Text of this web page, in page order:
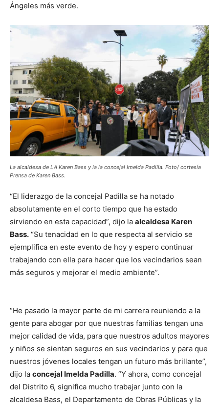
Ángeles más verde.
La alcaldesa de LA Karen Bass y la la concejal Imelda Padilla. Foto/ cortesía
Prensa de Karen Bass.
“El liderazgo de la concejal Padilla se ha notado
absolutamente en el corto tiempo que ha estado
sirviendo en esta capacidad”, dijo la alcaldesa Karen
Bass. “Su tenacidad en lo que respecta al servicio se
ejemplifica en este evento de hoy y espero continuar
trabajando con ella para hacer que los vecindarios sean
más seguros y mejorar el medio ambiente”.
“He pasado la mayor parte de mi carrera reuniendo a la
gente para abogar por que nuestras familias tengan una
mejor calidad de vida, para que nuestros adultos mayores
y niños se sientan seguros en sus vecindarios y para que
nuestros jóvenes locales tengan un futuro más brillante”,
dijo la concejal Imelda Padilla. “Y ahora, como concejal
del Distrito 6, significa mucho trabajar junto con la
alcaldesa Bass, el Departamento de Obras Públicas y la